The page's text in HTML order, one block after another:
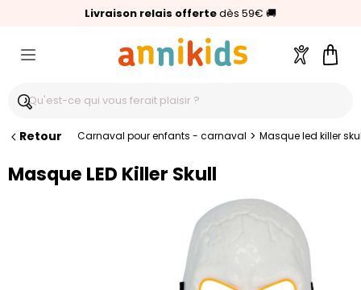
Livraison relais offertedès 59€ 🚚
🥇Palmarès Capital 2025 :Annikids N°1
⭐⭐⭐⭐⭐4,6/5(24 000 avis clients)
Compte
Retour Carnaval pour enfants - carnaval > Masque led killer
Masque LED Killer Skull